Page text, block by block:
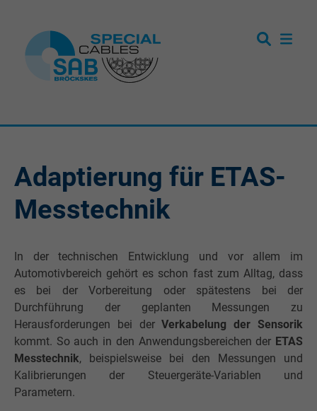
Adaptierung für ETAS-
Messtechnik
In der technischen Entwicklung und vor allem im
Automotivbereich gehört es schon fast zum Alltag, dass
es bei der Vorbereitung oder spätestens bei der
Durchführung der geplanten Messungen zu
Herausforderungen bei derVerkabelung der Sensorik
kommt. So auch in den Anwendungsbereichen der ETAS
Messtechnik, beispielsweise bei den Messungen und
Kalibrierungen der Steuergeräte-Variablen und
Parametern.